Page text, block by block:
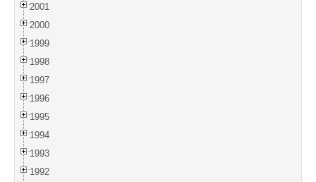
2001
2000
1999
1998
1997
1996
1995
1994
1993
1992